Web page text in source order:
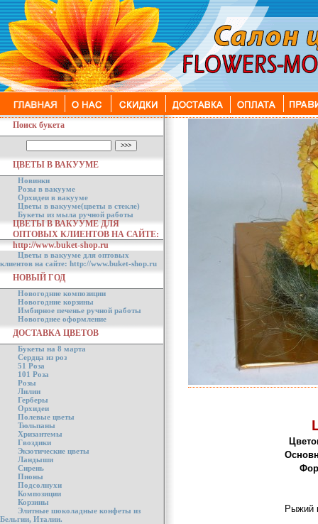
Поиск букета
ЦВЕТЫ В ВАКУУМЕ
Новинки
Розы в вакууме
Орхидеи в вакууме
Цветы в вакууме(цветы в стекле)
Букеты из мыла ручной работы
ЦВЕТЫ В ВАКУУМЕ ДЛЯ
ОПТОВЫХ КЛИЕНТОВ НА САЙТЕ:
http://www.buket-shop.ru
Цветы в вакууме для оптовых
клиентов на сайте: http://www.buket-shop.ru
НОВЫЙ ГОД
Новогодние композиции
Новогодние корзины
Имбирное печенье ручной работы
Новогоднее оформление
ДОСТАВКА ЦВЕТОВ
Букеты на 8 марта
Сердца из роз
51 Роза
101 Роза
Розы
Лилии
Герберы
Орхидеи
Полевые цветы
Тюльпаны
Хризантемы
Гвоздики
Экзотические цветы
Ландыши
Сирень
Пионы
Подсолнухи
Композиции
Корзины
Элитные шоколадные конфеты из
Бельгии, Италии.
Рыжий